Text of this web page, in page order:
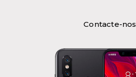
Contacte-nos